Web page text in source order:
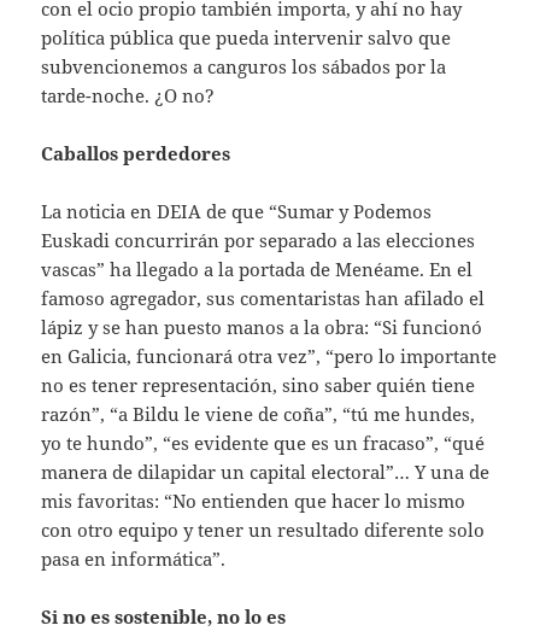
con el ocio propio también importa, y ahí no hay
política pública que pueda intervenir salvo que
subvencionemos a canguros los sábados por la
tarde-noche. ¿O no?
Caballos perdedores
La noticia en DEIA de que “Sumar y Podemos
Euskadi concurrirán por separado a las elecciones
vascas” ha llegado a la portada de Menéame. En el
famoso agregador, sus comentaristas han afilado el
lápiz y se han puesto manos a la obra: “Si funcionó
en Galicia, funcionará otra vez”, “pero lo importante
no es tener representación, sino saber quién tiene
razón”, “a Bildu le viene de coña”, “tú me hundes,
yo te hundo”, “es evidente que es un fracaso”, “qué
manera de dilapidar un capital electoral”… Y una de
mis favoritas: “No entienden que hacer lo mismo
con otro equipo y tener un resultado diferente solo
pasa en informática”.
Si no es sostenible, no lo es